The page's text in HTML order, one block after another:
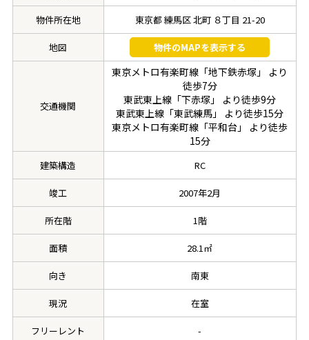
物件所在地 東京都 練馬区 北町 ８丁目 21-20
地図 物件のMAPを表示する
交通機関
東京メトロ有楽町線「地下鉄赤塚」 より
徒歩7分
東武東上線「下赤塚」 より徒歩9分
東武東上線「東武練馬」 より徒歩15分
東京メトロ有楽町線「平和台」 より徒歩
15分
建築構造 RC
竣工 2007年2月
所在階 1階
面積 28.1㎡
向き 南東
現況 在室
フリーレント -